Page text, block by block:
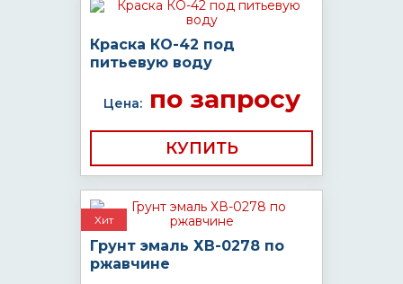
Краска КО-42 под
питьевую воду
Цена:по запросу
КУПИТЬ
Хит
Грунт эмаль ХВ-0278 по
ржавчине